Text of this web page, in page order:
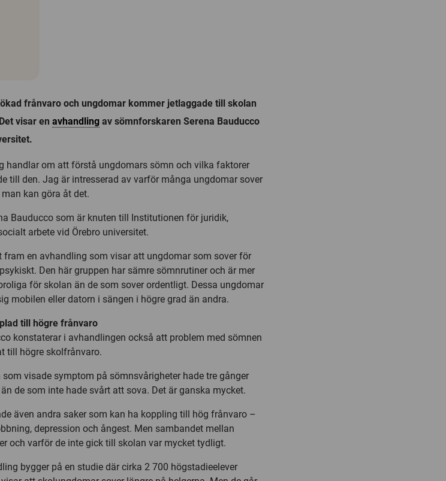
frånvaro och ungdomar kommer jetlaggade till skolan
visar en avhandling av sömnforskaren Serena Bauducco
handlar om att förstå ungdomars sömn och vilka faktorer
till den. Jag är intresserad av varför många ungdomar sover
kan göra åt det.
Bauducco som är knuten till Institutionen för juridik,
arbete vid Örebro universitet.
fram en avhandling som visar att ungdomar som sover för
Den här gruppen har sämre sömnrutiner och är mer
för skolan än de som sover ordentligt. Dessa ungdomar
mobilen eller datorn i sängen i högre grad än andra.
till högre frånvaro
konstaterar i avhandlingen också att problem med sömnen
till högre skolfrånvaro.
visade symptom på sömnsvårigheter hade tre gånger
de som inte hade svårt att sova. Det är ganska mycket.
även andra saker som kan ha koppling till hög frånvaro –
depression och ångest. Men sambandet mellan
och varför de inte gick till skolan var mycket tydligt.
bygger på en studie där cirka 2 700 högstadieelever